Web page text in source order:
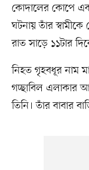
কোদালের কোপে
ঘটনায় তাঁর
রাত সাড়ে ১১টার
নিহত গৃহবধূর নাম
গচ্ছাবিল এলাকার
তিনি। তাঁর বাবার